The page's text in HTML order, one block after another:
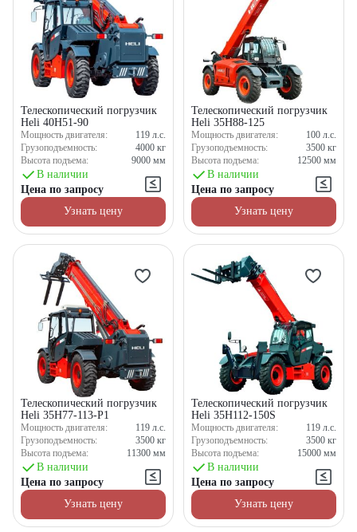
Телескопический погрузчик
Heli 40H51-90
Мощность двигателя: 119 л.с.
Грузоподъемность:
4000 кг
Высота подъема:
9000 мм
В наличии
Цена по запросу
Узнать цену
Телескопический погрузчик
Heli 35H88-125
Мощность двигателя: 100 л.с.
Грузоподъемность:
3500 кг
Высота подъема:
12500 мм
В наличии
Цена по запросу
Узнать цену
Телескопический погрузчик
Heli 35H77-113-P1
Мощность двигателя: 119 л.с.
Грузоподъемность:
3500 кг
Высота подъема:
11300 мм
В наличии
Цена по запросу
Узнать цену
Телескопический погрузчик
Heli 35H112-150S
Мощность двигателя: 119 л.с.
Грузоподъемность:
3500 кг
Высота подъема:
15000 мм
В наличии
Цена по запросу
Узнать цену